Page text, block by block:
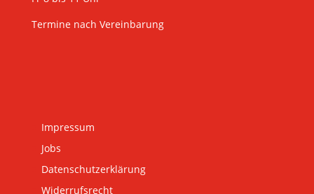
Termine nach Vereinbarung
Impressum
Jobs
Datenschutzerklärung
Widerrufsrecht